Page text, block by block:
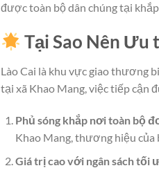
được toàn bộ dân chúng tại
Tại Sao Nên Ưu
Lào Cai là khu vực giao thương
tại xã Khao Mang, việc tiếp cận
Phủ sóng khắp nơi toàn bộ
Khao Mang, thương hiệu của
Giá trị cao với ngân sách tối